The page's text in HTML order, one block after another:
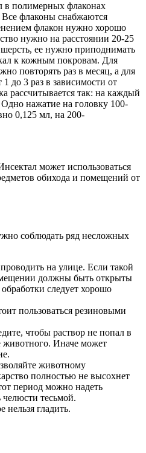
в полимерных флаконах
Все флаконы снабжаются
флакон нужно хорошо
нужно на расстоянии 20-25
ее нужно приподнимать
к кожным покровам. Для
повторять раз в месяц, а для
до 3 раз в зависимости от
рассчитывается так: на каждый
нажатие на головку 100-
0,125 мл, на 200-
может использоваться
обихода и помещений от
соблюдать ряд несложных
на улице. Если такой
должны быть открыты
следует хорошо
пользоваться резиновыми
чтобы раствор не попал в
животного. Иначе может
животному
полностью не высохнет
период можно надеть
челюсти тесьмой.
гладить.